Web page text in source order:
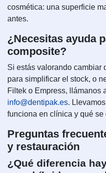
cosmética: una superficie
antes.
¿Necesitas ayuda
composite?
Si estás valorando cambiar
para simplificar el stock, o
Filtek o Empress, llámanos
info@dentipak.es.
funciona en clínica y qué se
Preguntas
y restauración
¿Qué diferencia